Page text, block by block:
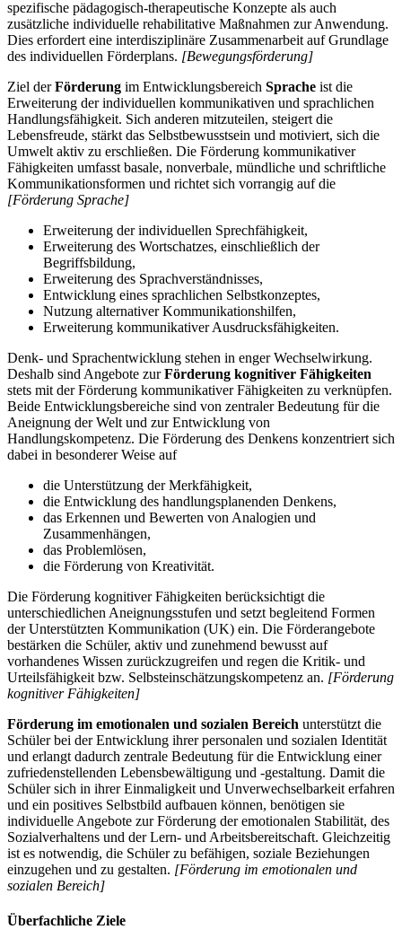
spezifische pädagogisch-therapeutische Konzepte als auch
zusätzliche individuelle rehabilitative Maßnahmen zur Anwendung.
Dies erfordert eine interdisziplinäre Zusammenarbeit auf Grundlage
des individuellen Förderplans. [Bewegungsförderung]
Ziel derFörderung im Entwicklungsbereich Sprache ist die
Erweiterung der individuellen kommunikativen und sprachlichen
Handlungsfähigkeit. Sich anderen mitzuteilen, steigert die
Lebensfreude, stärkt das Selbstbewusstsein und motiviert, sich die
Umwelt aktiv zu erschließen. Die Förderung kommunikativer
Fähigkeiten umfasst basale, nonverbale, mündliche und schriftliche
Kommunikationsformen und richtet sich vorrangig auf die
[Förderung Sprache]
Erweiterung der individuellen Sprechfähigkeit,
Erweiterung des Wortschatzes, einschließlich der
Begriffsbildung,
Erweiterung des Sprachverständnisses,
Entwicklung eines sprachlichen Selbstkonzeptes,
Nutzung alternativer Kommunikationshilfen,
Erweiterung kommunikativer Ausdrucksfähigkeiten.
Denk- und Sprachentwicklung stehen in enger Wechselwirkung.
Deshalb sind Angebote zurFörderung kognitiver Fähigkeiten
stets mit der Förderung kommunikativer Fähigkeiten zu verknüpfen.
Beide Entwicklungsbereiche sind von zentraler Bedeutung für die
Aneignung der Welt und zur Entwicklung von
Handlungskompetenz. Die Förderung des Denkens konzentriert sich
dabei in besonderer Weise auf
die Unterstützung der Merkfähigkeit,
die Entwicklung des handlungsplanenden Denkens,
das Erkennen und Bewerten von Analogien und
Zusammenhängen,
das Problemlösen,
die Förderung von Kreativität.
Die Förderung kognitiver Fähigkeiten berücksichtigt die
unterschiedlichen Aneignungsstufen und setzt begleitend Formen
der Unterstützten Kommunikation (UK) ein. Die Förderangebote
bestärken die Schüler, aktiv und zunehmend bewusst auf
vorhandenes Wissen zurückzugreifen und regen die Kritik- und
Urteilsfähigkeit bzw. Selbsteinschätzungskompetenz an. [Förderung
kognitiver Fähigkeiten]
Förderung im emotionalen und sozialen Bereich unterstützt die
Schüler bei der Entwicklung ihrer personalen und sozialen Identität
und erlangt dadurch zentrale Bedeutung für die Entwicklung einer
zufriedenstellenden Lebensbewältigung und -gestaltung. Damit die
Schüler sich in ihrer Einmaligkeit und Unverwechselbarkeit erfahren
und ein positives Selbstbild aufbauen können, benötigen sie
individuelle Angebote zur Förderung der emotionalen Stabilität, des
Sozialverhaltens und der Lern- und Arbeitsbereitschaft. Gleichzeitig
ist es notwendig, die Schüler zu befähigen, soziale Beziehungen
einzugehen und zu gestalten. [Förderung im emotionalen und
sozialen Bereich]
Überfachliche Ziele